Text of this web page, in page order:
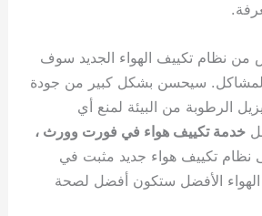
من نظام تكييف الهواء الجديد سوف
سيحسن بشكل كبير من جودة
الرطوبة من البيئة لمنع أي
خدمة تكييف هواء في فورت وورث ،
تكييف هواء جديد مثبت في
الأفضل ستكون أفضل لصحة